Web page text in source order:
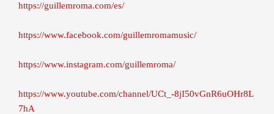
https://guillemroma.com/es/
https://www.facebook.com/guillemromamusic/
https://www.instagram.com/guillemroma/
https://www.youtube.com/channel/UCt_-8jI50vGnR6uOHr8L
7hA